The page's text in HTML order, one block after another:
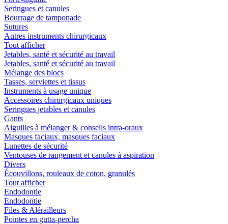
Seringues et canules
Bourrage de tamponade
Sutures
Autres instruments chirurgicaux
Tout afficher
Jetables, santé et sécurité au travail
Jetables, santé et sécurité au travail
Mélange des blocs
Tasses, serviettes et tissus
Instruments à usage unique
Accessoires chirurgicaux uniques
Seringues jetables et canules
Gants
Aiguilles à mélanger & conseils intra-oraux
Masques faciaux, masques faciaux
Lunettes de sécurité
Ventouses de rangement et canules à aspiration
Divers
Écouvillons, rouleaux de coton, granulés
Tout afficher
Endodontie
Endodontie
Files & Alérailleurs
Pointes en gutta-percha